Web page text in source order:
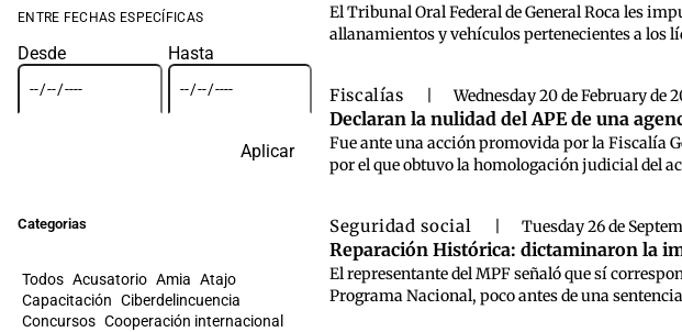
ENTRE FECHAS ESPECÍFICAS
Desde Hasta
Aplicar
Categorias
Todos Acusatorio Amia Atajo
Capacitación Ciberdelincuencia
Concursos Cooperación internacional
El Tribunal Oral Federal de General Roca les
allanamientos y vehículos pertenecientes a los
Fiscalías Wednesday 20 de February de
Declaran la nulidad del APE de una
Fue ante una acción promovida por la Fiscalía
por el que obtuvo la homologación judicial del
Seguridad social Tuesday 26 de
Reparación Histórica: dictaminaron la
El representante del MPF señaló que sí
Programa Nacional, poco antes de una